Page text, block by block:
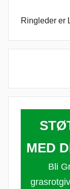
Ringleder er
MED
Bli